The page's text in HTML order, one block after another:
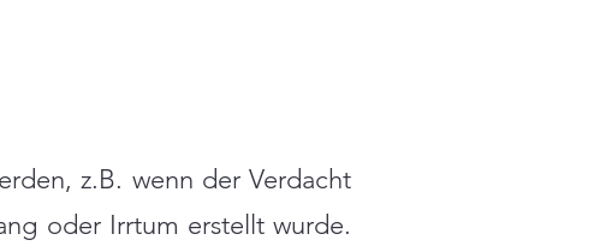
z.B. wenn der Verdacht
oder Irrtum erstellt wurde.